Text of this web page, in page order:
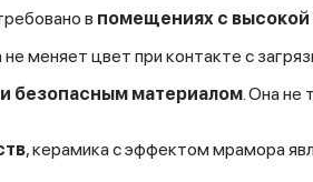
в помещениях с высокой
меняет цвет при контакте с
безопасным материалом. Она не
, керамика с эффектом мрамора